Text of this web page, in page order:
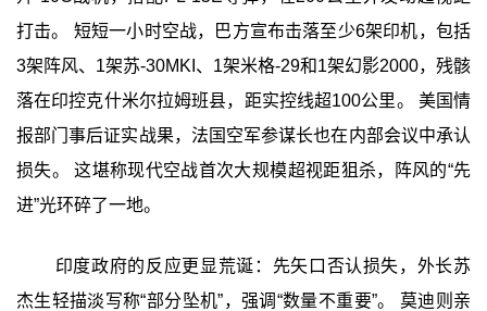
打击。 短短一小时空战，巴方宣布击落至少6架印机，包括
3架阵风、1架苏-30MKI、1架米格-29和1架幻影2000，残骸
落在印控克什米尔拉姆班县，距实控线超100公里。 美国情
报部门事后证实战果，法国空军参谋长也在内部会议中承认
损失。 这堪称现代空战首次大规模超视距狙杀，阵风的“先
进”光环碎了一地。
印度政府的反应更显荒诞：先矢口否认损失，外长苏
杰生轻描淡写称“部分坠机”，强调“数量不重要”。 莫迪则亲